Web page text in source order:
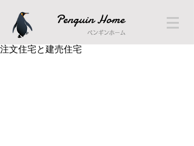
Penguin Home
ペンギンホーム
注文住宅と建売住宅